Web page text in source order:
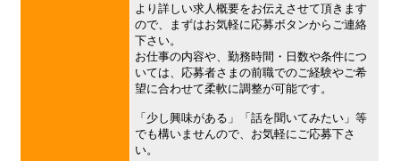
より詳しい求人概要をお伝えさせて頂きます
ので、まずはお気軽に応募ボタンからご連絡
下さい。
お仕事の内容や、勤務時間・日数や条件につ
いては、応募者さまの前職でのご経験やご希
望に合わせて柔軟に調整が可能です。
「少し興味がある」「話を聞いてみたい」等
でも構いませんので、お気軽にご応募下さ
い。